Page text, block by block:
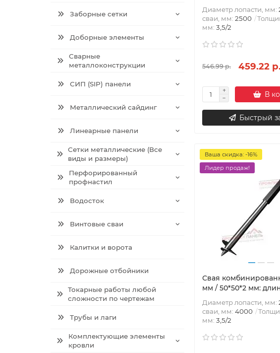
Заборные сетки
Доборные элементы
Сварные
металлоконструкции
СИП (SIP) панели
Металлический сайдинг
Линеарные панели
Сетки металлические (Все
виды и размеры)
Перфорированный
профнастил
Водосток
Винтовые сваи
Калитки и ворота
Дорожные отбойники
Токарные работы любой
сложности по чертежам
Трубы и лаги
Комплектующие элементы
кровли
Диаметр лопасти, мм:
сваи, мм: 2500
мм: 3,5/2
546.99 р. 459.22 р.
В
Быстрый
Ваша скидка: -16%
Лидер продаж!
Свая
мм / 50*50*2 мм:
Диаметр лопасти, мм:
сваи, мм: 4000
мм: 3,5/2